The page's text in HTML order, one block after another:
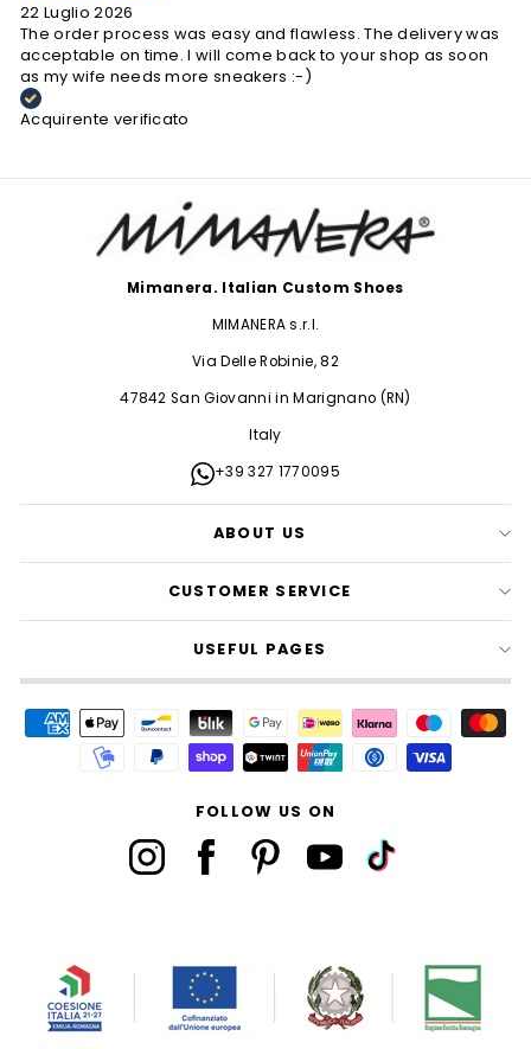
22 Luglio 2026
The order process was easy and flawless. The delivery was
acceptable on time. I will come back to your shop as soon
as my wife needs more sneakers :-)
Acquirente verificato
Mimanera. Italian Custom Shoes
MIMANERA s.r.l.
Via Delle Robinie, 82
47842 San Giovanni in Marignano (RN)
Italy
+39 327 1770095
ABOUT US
CUSTOMER SERVICE
USEFUL PAGES
FOLLOW US ON